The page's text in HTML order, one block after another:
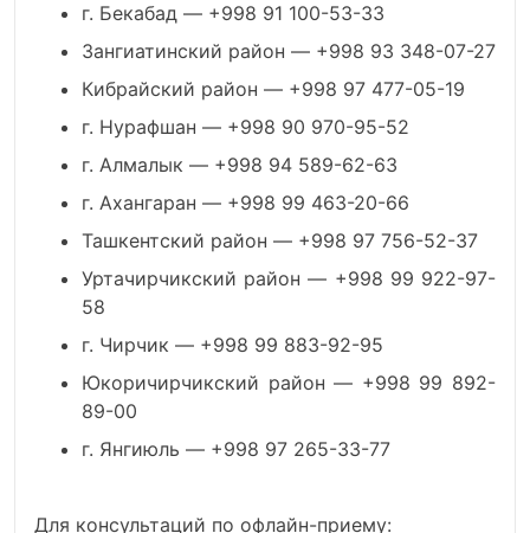
г. Бекабад — +998 91 100-53-33
Зангиатинский район — +998 93 348-07-27
Кибрайский район — +998 97 477-05-19
г. Нурафшан — +998 90 970-95-52
г. Алмалык — +998 94 589-62-63
г. Ахангаран — +998 99 463-20-66
Ташкентский район — +998 97 756-52-37
Уртачирчикский район — +998 99 922-97-
58
г. Чирчик — +998 99 883-92-95
Юкоричирчикский район — +998 99 892-
89-00
г. Янгиюль — +998 97 265-33-77
Для консультаций по офлайн-приему: